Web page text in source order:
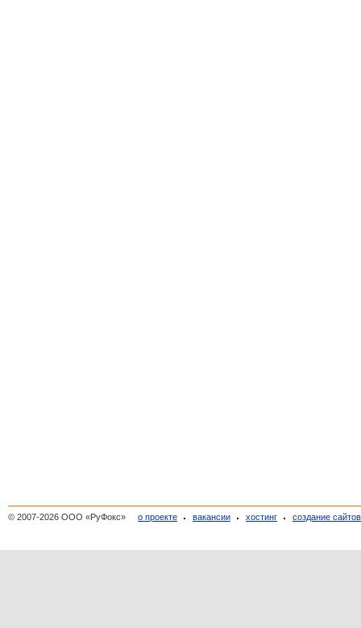
© 2007-2026 ООО «РуФокс» о проекте вакансии хостинг создание сайтов